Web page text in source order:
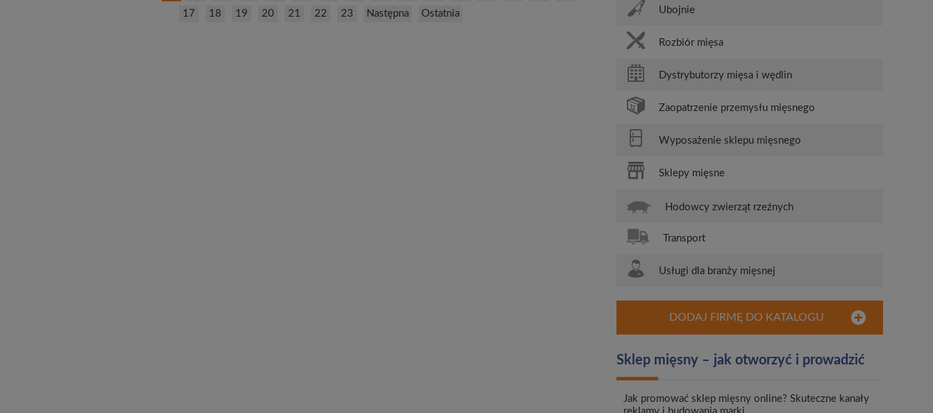
17
18 19 20 21 22 23 Następna Ostatnia Ubojnie
Rozbiór mięsa
Dystrybutorzy mięsa i wędlin
Zaopatrzenie przemysłu mięsnego
Wyposażenie sklepu mięsnego
Sklepy mięsne
Hodowcy zwierząt rzeźnych
Transport
Usługi dla branży mięsnej
DODAJ FIRMĘ DO KATALOGU
Sklep mięsny – jak otworzyć i prowadzić
Jak promować sklep mięsny online? Skuteczne kanały